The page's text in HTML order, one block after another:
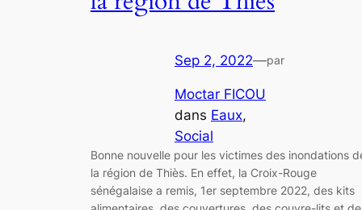
Sep 2, 2022—par
Moctar FICOU
dans Eaux
Social
Bonne nouvelle pour les victimes des inondations
la région de Thiès. En effet, la Croix-Rouge
sénégalaise a remis, 1er septembre 2022, des kits